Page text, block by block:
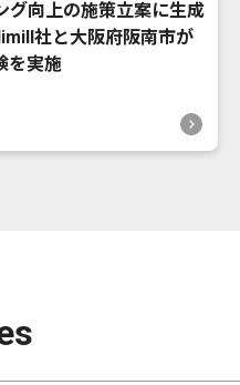
グ向上の施策立案に生成
社と大阪府阪南市が
を実施